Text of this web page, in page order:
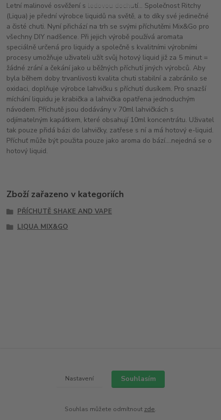
Letní malinové osvěžení s ledovou dochutí... Společnost Ritchy
(Liqua) je přední výrobce liquidů na světě, a to díky své jedinečné
a čisté chuti. Nyní přichází na trh se svými příchutěmi Mix&Go pro
všechny DIY nadšence. Při jejich výrobě používá aromata
speciálně určená pro liquidy a společně s kvalitními výrobními
procesy umožňuje uživateli užít svůj hotový liquid již za 5 minut =
žádné zrání a čekání jako u běžných příchutí jiných výrobců. Aby
byla během doby trvanlivosti kvalita chuti stabilní a zabránilo se
oxidaci, doplňuje výrobce lahvičku s příchutí dusíkem. Pro snazší
míchání liquidu je krabička a lahvička opatřena jednoduchým
návodem. Příchutě jsou dodávány v 70ml lahvičkách s
odjímatelným kapátkem, které obsahují 10ml koncentrátu. Uživatel
tak pouze přidá bázi do lahvičky, zatřese s ní a má hotový e-liquid.
Příchuť může být použita pouze jako aroma do bází....nejedná se o
hotový liquid.
Zboží zařazeno v kategoriích
PŘÍCHUTĚ SHAKE AND VAPE
LIQUA MIX&GO
Nastavení Souhlasím
Souhlas můžete odmítnout zde.